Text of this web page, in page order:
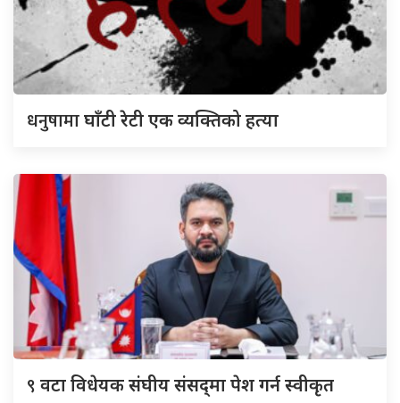
धनुषामाघाँटी रेटी एक व्यक्तिको हत्या
९ वटा विधेयक संघीय संसद्‌मा पेश गर्न स्वीकृत